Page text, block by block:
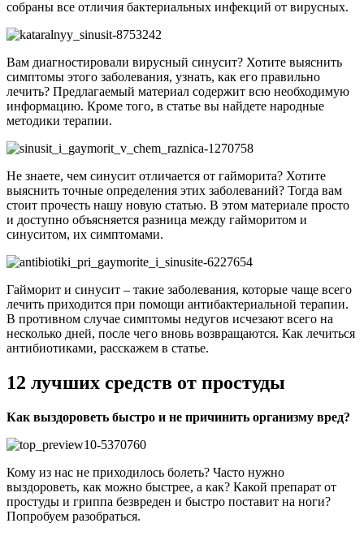
собраны все отличия бактериальных инфекций от вирусных.
Вам диагностировали вирусный синусит? Хотите выяснить
симптомы этого заболевания, узнать, как его правильно
лечить? Предлагаемый материал содержит всю необходимую
информацию. Кроме того, в статье вы найдете народные
методики терапии.
Не знаете, чем синусит отличается от гайморита? Хотите
выяснить точные определения этих заболеваний? Тогда вам
стоит прочесть нашу новую статью. В этом материале просто
и доступно объясняется разница между гайморитом и
синуситом, их симптомами.
Гайморит и синусит – такие заболевания, которые чаще всего
лечить приходится при помощи антибактериальной терапии.
В противном случае симптомы недугов исчезают всего на
несколько дней, после чего вновь возвращаются. Как лечиться
антибиотиками, расскажем в статье.
12 лучших средств от простуды
Как выздороветь быстро и не причинить организму вред?
Кому из нас не приходилось болеть? Часто нужно
выздороветь, как можно быстрее, а как? Какой препарат от
простуды и гриппа безвреден и быстро поставит на ноги?
Попробуем разобраться.